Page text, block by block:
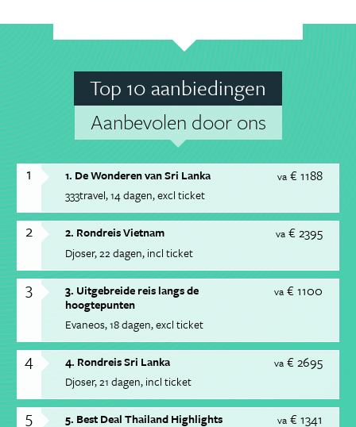
Top 10 aanbiedingen
Aanbevolen door ons
1 va € 1188
1. De Wonderen van Sri Lanka
333travel 14 dagen excl ticket
2 va € 2395
2. Rondreis Vietnam
Djoser 22 dagen incl ticket
3 va € 1100
3. Uitgebreide reis langs de
hoogtepunten
Evaneos 18 dagen excl ticket
4 va € 2695
4. Rondreis Sri Lanka
Djoser 21 dagen incl ticket
5 va € 1341
5. Best Deal Thailand Highlights